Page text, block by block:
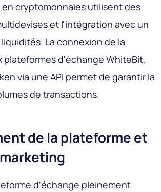
en cryptomonnaies utilisent des
et l'intégration avec un
La connexion de la
plateformes d'échange WhiteBit,
via une API permet de garantir la
de transactions.
de la plateforme et
d'échange pleinement